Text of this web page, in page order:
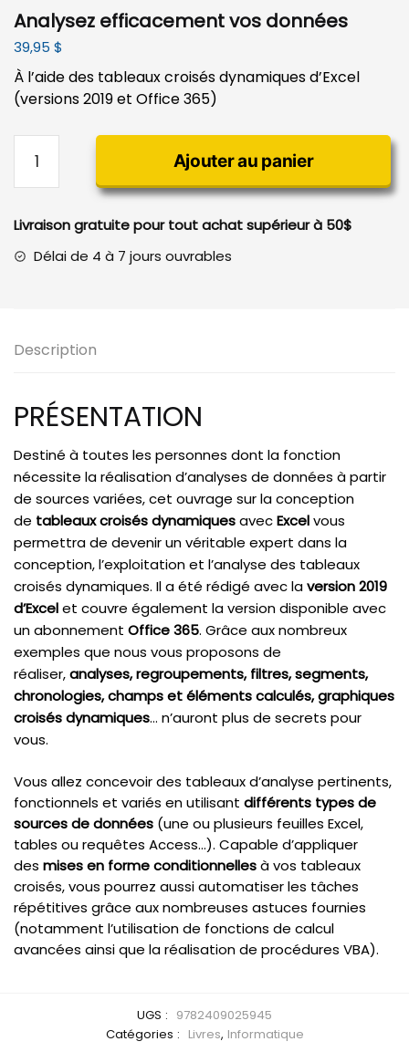
Analysez efficacement vos données
39,95 $
À l’aide des tableaux croisés dynamiques d’Excel
(versions 2019 et Office 365)
Analysez
vos
données
Ajouter au panier
Livraison gratuite pour tout achat supérieur à 50$
Délai de 4 à 7 jours ouvrables
Description
PRÉSENTATION
Destiné à toutes les personnes dont la fonction
nécessite la réalisation d’analyses de données à partir
de sources variées, cet ouvrage sur la conception
de tableaux croisés dynamiquesavecExcelvous
permettra de devenir un véritable expert dans la
conception, l’exploitation et l’analyse des tableaux
croisés dynamiques. Il a été rédigé avec laversion 2019
d’Excelet couvre également la version disponible avec
un abonnement Office 365. Grâce aux nombreux
exemples que nous vous proposons de
réaliser,analyses, regroupements, filtres, segments,
chronologies, champs et éléments calculés, graphiques
croisés dynamiques… n’auront plus de secrets pour
vous.
Vous allez concevoir des tableaux d’analyse pertinents,
fonctionnels et variés en utilisant différents types de
sources de données (une ou plusieurs feuilles Excel,
tables ou requêtes Access…). Capable d’appliquer
des mises en forme conditionnellesà vos tableaux
croisés, vous pourrez aussi automatiser les tâches
répétitives grâce aux nombreuses astuces fournies
(notamment l’utilisation de fonctions de calcul
avancées ainsi que la réalisation de procédures VBA).
UGS : 9782409025945
Catégories : Livres, Informatique